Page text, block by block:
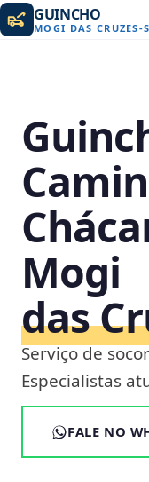
GUINCHO
MOGI DAS CRUZES-
Mogi
das
Serviço de
Especialistas
FALE NO